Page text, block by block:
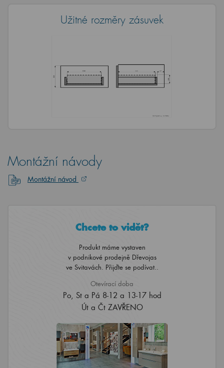
Užitné rozměry zásuvek
Montážní návody
Montážní návod
Chcete to vidět?
Produkt máme vystaven
v podnikové prodejně Dřevojas
ve Svitavách. Přijďte se podívat..
Otevírací doba
Po, St a Pá 8-12 a 13-17 hod
Út a Čt ZAVŘENO